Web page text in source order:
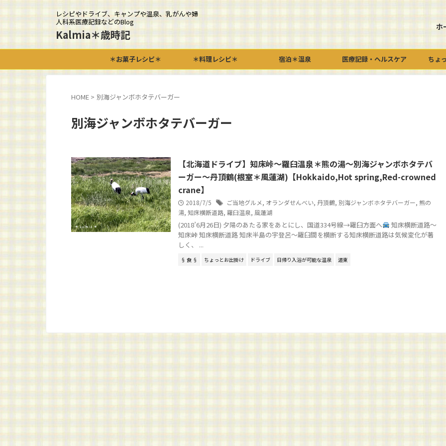
レシピやドライブ、キャンプや温泉、乳がんや婦
人科系医療記録などのBlog
Kalmia＊歳時記
ホ
＊お菓子レシピ＊ ＊料理レシピ＊ 宿泊＊温泉 医療記録・ヘルスケア ちょ
HOME > 別海ジャンボホタテバーガー
別海ジャンボホタテバーガー
【北海道ドライブ】知床峠～羅臼温泉＊熊の湯～別海ジャンボホタテバ
ーガー～丹頂鶴(根室＊風蓮湖)【Hokkaido,Hot spring,Red-crowned
crane】
2018/7/5 ご当地グルメ, オランダせんべい, 丹頂鶴, 別海ジャンボホタテバーガー, 熊の
湯, 知床横断道路, 羅臼温泉, 風蓮湖
(2018’6月26日) 夕陽のあたる家をあとにし、国道334号線→羅臼方面へ
知床横断道路～
知床峠 知床横断道路 知床半島の宇登呂～羅臼間を横断する知床横断道路は気候変化が著
しく、 ...
§ 食 § ちょっとお出掛け ドライブ 日帰り入浴が可能な温泉 道東